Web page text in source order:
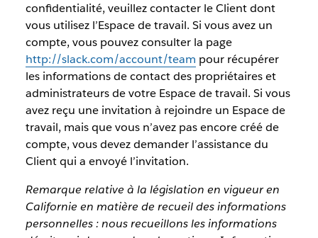
confidentialité, veuillez contacter le Client dont
vous utilisez l’Espace de travail. Si vous avez un
compte, vous pouvez consulter la page
http://slack.com/account/team pour récupérer
les informations de contact des propriétaires et
administrateurs de votre Espace de travail. Si vous
avez reçu une invitation à rejoindre un Espace de
travail, mais que vous n’avez pas encore créé de
compte, vous devez demander l’assistance du
Client qui a envoyé l’invitation.
Remarque relative à la législation en vigueur en
Californie en matière de recueil des informations
personnelles : nous recueillons les informations